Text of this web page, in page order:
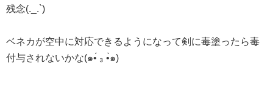
残念(._.`)
ベネカが空中に対応できるようになって剣に毒塗ったら毒
付与されないかな(๑•́ ₃ •̀๑)